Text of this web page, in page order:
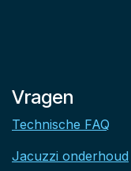
Vragen
Technische FAQ
Jacuzzi onderhoud